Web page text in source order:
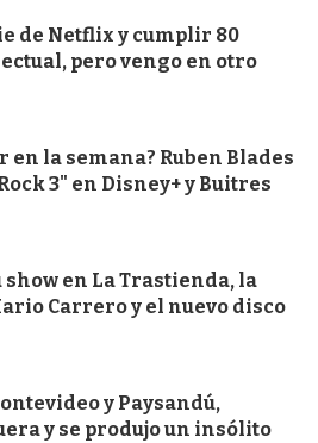
de Netflix y cumplir 80
pero vengo en otro
en la semana? Ruben Blades
3" en Disney+ y Buitres
show en La Trastienda, la
Carrero y el nuevo disco
y Paysandú,
y se produjo un insólito